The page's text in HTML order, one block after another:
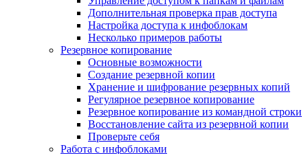
Дополнительная проверка прав доступа
Настройка доступа к инфоблокам
Несколько примеров работы
Резервное копирование
Основные возможности
Создание резервной копии
Хранение и шифрование резервных копий
Регулярное резервное копирование
Резервное копирование из командной строки
Восстановление сайта из резервной копии
Проверьте себя
Работа с инфоблоками